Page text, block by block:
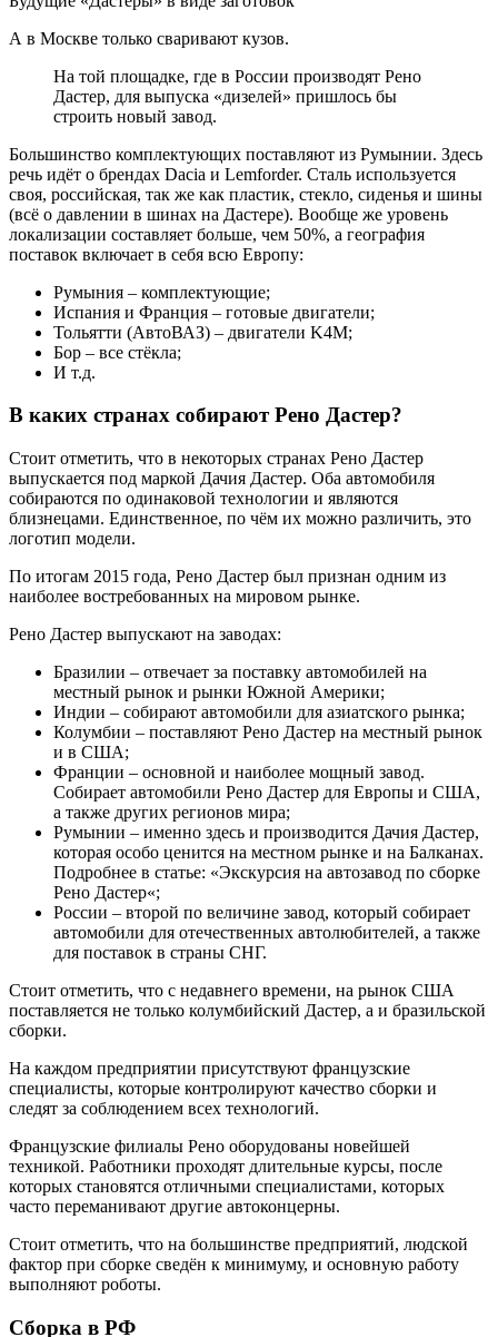
А в Москве только сваривают кузов.
На той площадке, где в России производят Рено
Дастер, для выпуска «дизелей» пришлось бы
строить новый завод.
Большинство комплектующих поставляют из Румынии. Здесь
речь идёт о брендах Dacia и Lemforder. Сталь используется
своя, российская, так же как пластик, стекло, сиденья и шины
(всё о давлении в шинах на Дастере). Вообще же уровень
локализации составляет больше, чем 50%, а география
поставок включает в себя всю Европу:
Румыния – комплектующие;
Испания и Франция – готовые двигатели;
Тольятти (АвтоВАЗ) – двигатели K4M;
Бор – все стёкла;
И т.д.
В каких странах собирают Рено Дастер?
Стоит отметить, что в некоторых странах Рено Дастер
выпускается под маркой Дачия Дастер. Оба автомобиля
собираются по одинаковой технологии и являются
близнецами. Единственное, по чём их можно различить, это
логотип модели.
По итогам 2015 года, Рено Дастер был признан одним из
наиболее востребованных на мировом рынке.
Рено Дастер выпускают на заводах:
Бразилии – отвечает за поставку автомобилей на
местный рынок и рынки Южной Америки;
Индии – собирают автомобили для азиатского рынка;
Колумбии – поставляют Рено Дастер на местный рынок
и в США;
Франции – основной и наиболее мощный завод.
Собирает автомобили Рено Дастер для Европы и США,
а также других регионов мира;
Румынии – именно здесь и производится Дачия Дастер,
которая особо ценится на местном рынке и на Балканах.
Подробнее в статье: «Экскурсия на автозавод по сборке
Рено Дастер«;
России – второй по величине завод, который собирает
автомобили для отечественных автолюбителей, а также
для поставок в страны СНГ.
Стоит отметить, что с недавнего времени, на рынок США
поставляется не только колумбийский Дастер, а и бразильской
сборки.
На каждом предприятии присутствуют французские
специалисты, которые контролируют качество сборки и
следят за соблюдением всех технологий.
Французские филиалы Рено оборудованы новейшей
техникой. Работники проходят длительные курсы, после
которых становятся отличными специалистами, которых
часто переманивают другие автоконцерны.
Стоит отметить, что на большинстве предприятий, людской
фактор при сборке сведён к минимуму, и основную работу
выполняют роботы.
Сборка в РФ